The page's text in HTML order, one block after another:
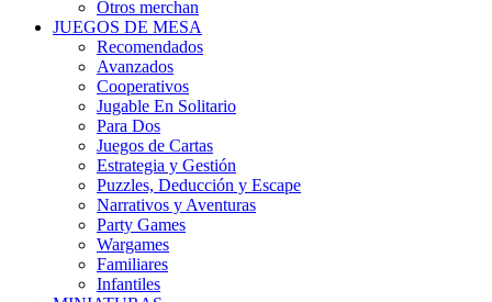
Otros merchan
JUEGOS DE MESA
Recomendados
Avanzados
Cooperativos
Jugable En Solitario
Para Dos
Juegos de Cartas
Estrategia y Gestión
Puzzles, Deducción y Escape
Narrativos y Aventuras
Party Games
Wargames
Familiares
Infantiles